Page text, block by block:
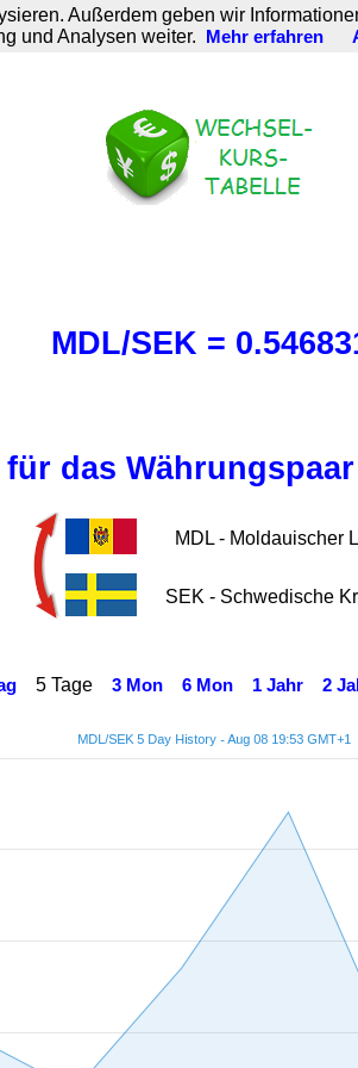
MDL/SEK =
das
MDL - Moldauischer
SEK - Schwedische
5 Tage 3 Mon 6 Mon 1 Jahr 2
Außerdem geben wir
und Analysen weiter.
Mehr erfahren